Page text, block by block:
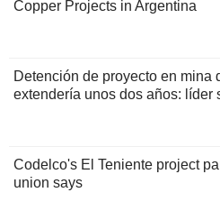
Copper Projects in Argentina
Detención de proyecto en mina
extendería unos dos años: líder
Codelco's El Teniente project
union says